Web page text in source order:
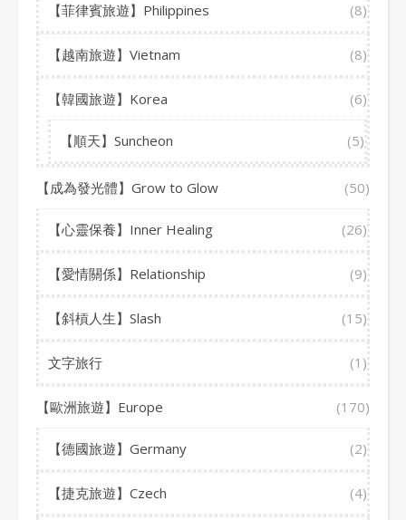
【菲律賓旅遊】Philippines (8)
【越南旅遊】Vietnam (8)
【韓國旅遊】Korea (6)
【順天】Suncheon (5)
【成為發光體】Grow to Glow (50)
【心靈保養】Inner Healing (26)
【愛情關係】Relationship (9)
【斜槓人生】Slash (15)
文字旅行 (1)
【歐洲旅遊】Europe (170)
【德國旅遊】Germany (2)
【捷克旅遊】Czech (4)